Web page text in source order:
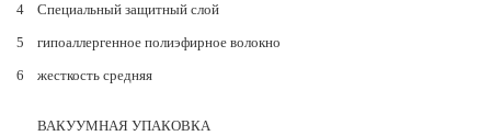
4
Специальный защитный слой
5
гипоаллергенное полиэфирное волокно
6
жесткость средняя
ВАКУУМНАЯ УПАКОВКА